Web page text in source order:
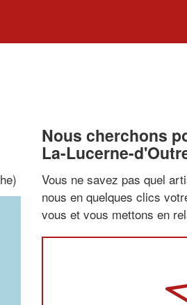
Nous cherchons
La-Lucerne-
Vous ne savez pas quel
nous en quelques clics
vous et vous mettons en